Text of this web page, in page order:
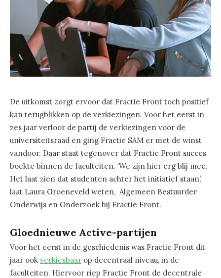
De uitkomst zorgt ervoor dat Fractie Front toch positief
kan terugblikken op de verkiezingen. Voor het eerst in
zes jaar verloor de partij de verkiezingen voor de
universiteitsraad en ging Fractie SAM er met de winst
vandoor. Daar staat tegenover dat Fractie Front succes
boekte binnen de faculteiten. ‘We zijn hier erg blij mee.
Het laat zien dat studenten achter het initiatief staan,’
laat Laura Groeneveld weten, Algemeen Bestuurder
Onderwijs en Onderzoek bij Fractie Front.
Gloednieuwe Active-partijen
Voor het eerst in de geschiedenis was Fractie Front dit
jaar ook verkiesbaar op decentraal niveau, in de
faculteiten. Hiervoor riep Fractie Front de decentrale